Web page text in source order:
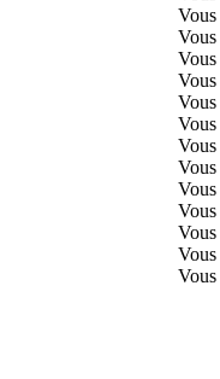
Vous
Vous
Vous
Vous
Vous
Vous
Vous
Vous
Vous
Vous
Vous
Vous
Vous